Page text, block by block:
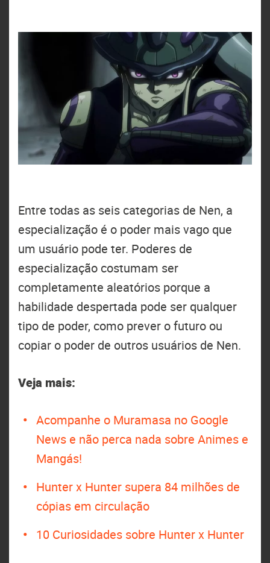
Entre todas as seis categorias de Nen, a
especialização é o poder mais vago que
um usuário pode ter. Poderes de
especialização costumam ser
completamente aleatórios porque a
habilidade despertada pode ser qualquer
tipo de poder, como prever o futuro ou
copiar o poder de outros usuários de Nen.
Veja mais:
Acompanhe o Muramasa no Google
News e não perca nada sobre Animes e
Mangás!
Hunter x Hunter supera 84 milhões de
cópias em circulação
10 Curiosidades sobre Hunter x Hunter